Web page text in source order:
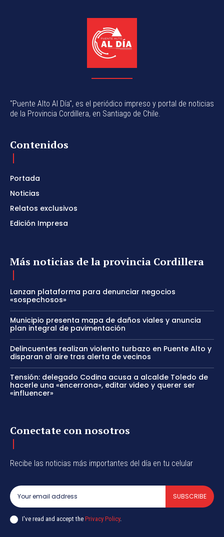
"Puente Alto Al Día", es el periódico impreso y portal de noticias
de la Provincia Cordillera, en Santiago de Chile.
Contenidos
Portada
Noticias
Relatos exclusivos
Edición Impresa
Más noticias de la provincia Cordillera
Lanzan plataforma para denunciar negocios
«sospechosos»
Municipio presenta mapa de daños viales y anuncia
plan integral de pavimentación
Delincuentes realizan violento turbazo en Puente Alto y
disparan al aire tras alerta de vecinos
Tensión: delegado Codina acusa a alcalde Toledo de
hacerle una «encerrona», editar video y querer ser
«influencer»
Conectate con nosotros
Recibe las noticias más importantes del día en tu celular
SUBSCRIBE
I've read and accept the Privacy Policy.